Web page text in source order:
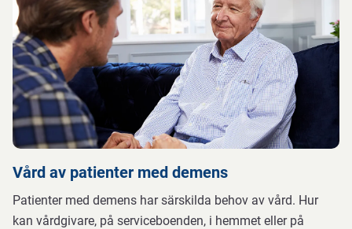
Vård av patienter med demens
Patienter med demens har särskilda behov av vård. Hur
kan vårdgivare, på serviceboenden, i hemmet eller på